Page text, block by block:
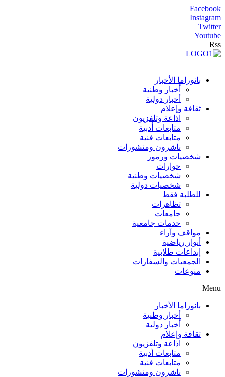
Facebook
Instagram
Twitter
Youtube
Rss
بانوراما الأخبار
أخبار وطنية
أخبار دولية
ثقافة وإعلام
اذاعة وتلفزيون
متابعات أدبية
متابعات فنية
ناشرون ومنشورات
شخصيات ورموز
حوارات
شخصيات وطنية
شخصيات دولية
للطلبة فقط
تظاهرات
جامعات
خدمات جامعية
مواقف وآراء
أنوار رياضية
إبداعات طلابية
الجمعيات والسفارات
منوعات
Menu
بانوراما الأخبار
أخبار وطنية
أخبار دولية
ثقافة وإعلام
اذاعة وتلفزيون
متابعات أدبية
متابعات فنية
ناشرون ومنشورات